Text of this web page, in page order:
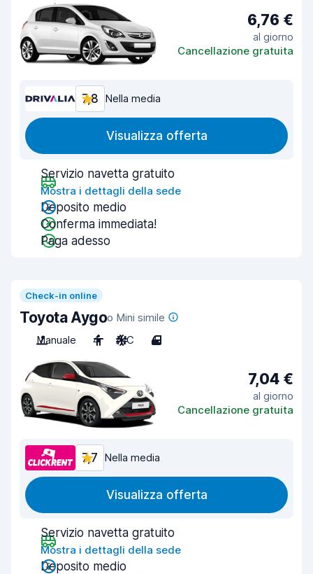
6,76 €
al giorno
Cancellazione gratuita
7,8 Nella media
Visualizza offerta
Servizio navetta gratuito
Mostra i dettagli della sede
Deposito medio
Conferma immediata!
Paga adesso
Check-in online
Toyota Aygoo Mini simile
Manuale
4 A/C 4
7,04 €
al giorno
Cancellazione gratuita
7,7 Nella media
Visualizza offerta
Servizio navetta gratuito
Mostra i dettagli della sede
Deposito medio